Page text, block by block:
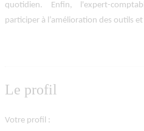
quotidien. Enfin, l'expert-
participer à l’amélioration des outils
Le profil
Votre profil :